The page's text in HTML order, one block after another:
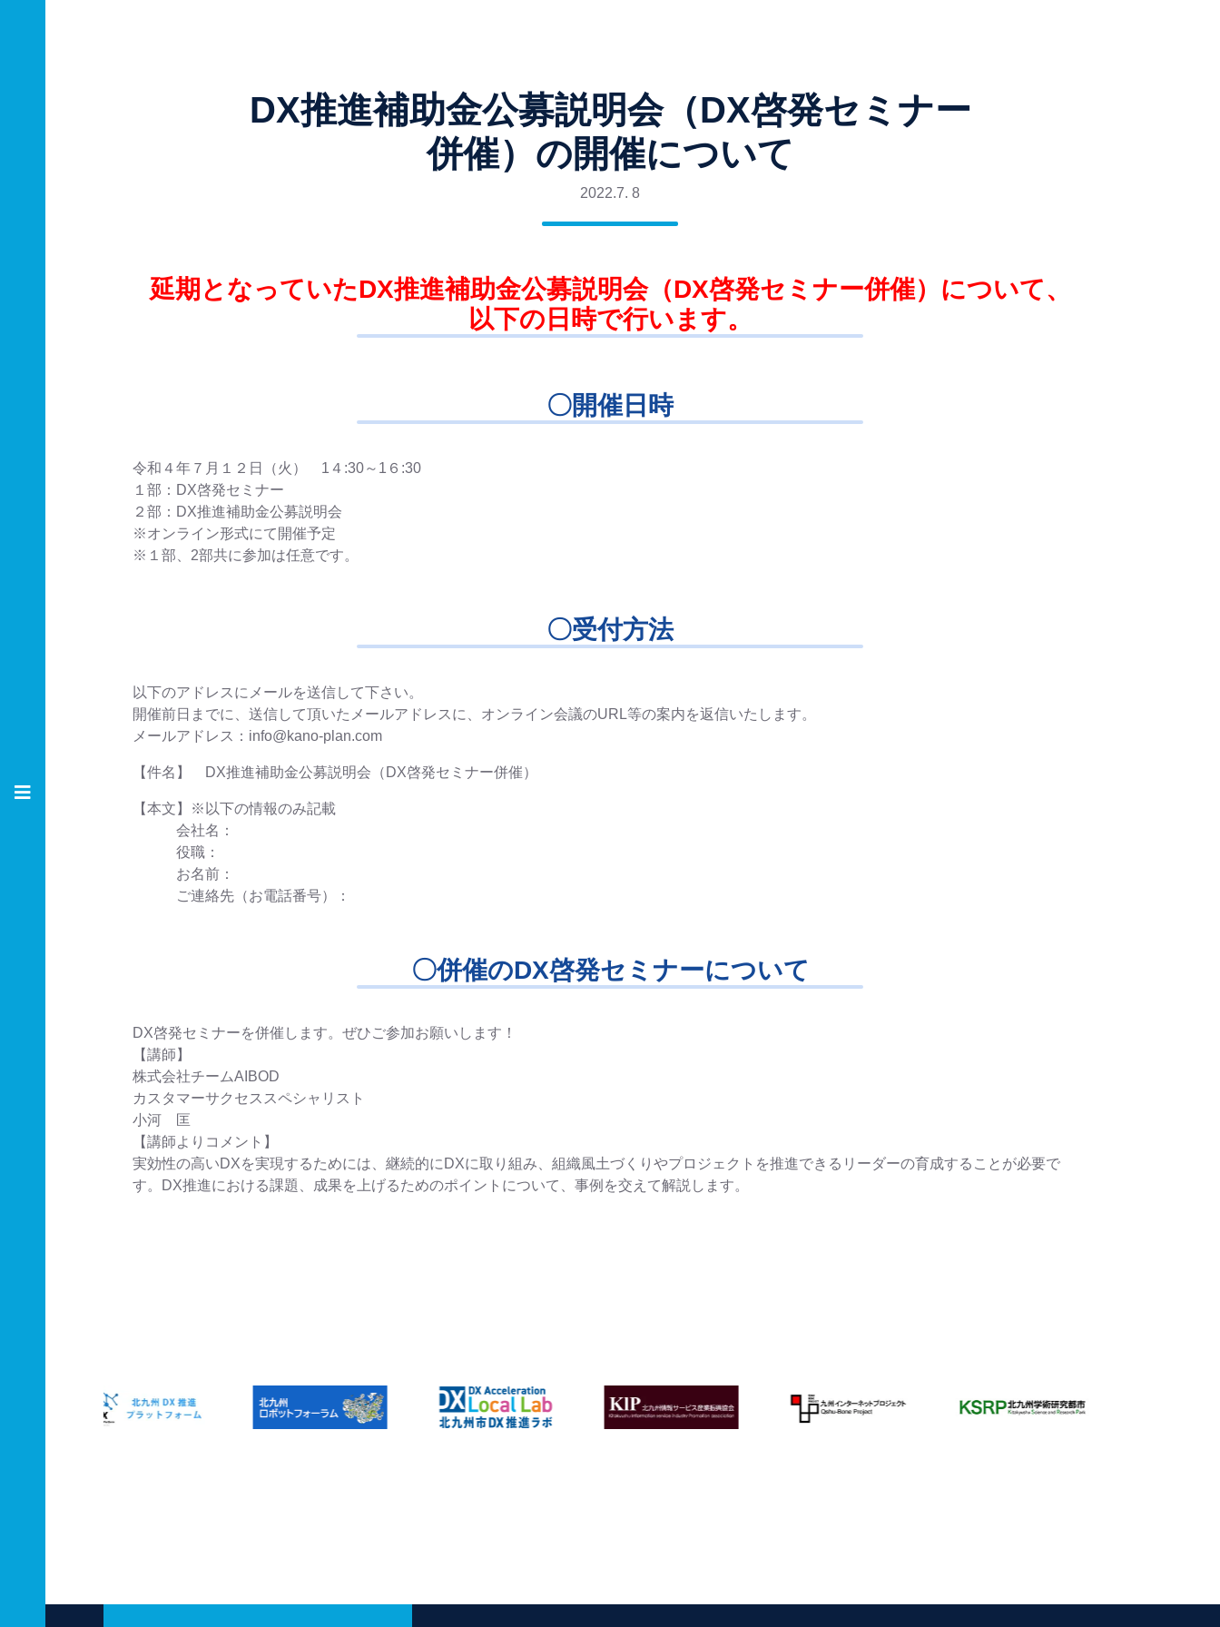
DX推進補助金公募説明会（DX啓発セミナー
併催）の開催について
2022.7. 8
延期となっていたDX推進補助金公募説明会（DX啓発セミナー併催）について、
以下の日時で行います。
〇開催日時
令和４年７月１２日（火） 1４:30～1６:30
１部：DX啓発セミナー
２部：DX推進補助金公募説明会
※オンライン形式にて開催予定
※１部、2部共に参加は任意です。
〇受付方法
以下のアドレスにメールを送信して下さい。
開催前日までに、送信して頂いたメールアドレスに、オンライン会議のURL等の案内を返信いたします。
メールアドレス：info@kano-plan.com
【件名】 DX推進補助金公募説明会（DX啓発セミナー併催）
【本文】※以下の情報のみ記載
会社名：
役職：
お名前：
ご連絡先（お電話番号）：
〇併催のDX啓発セミナーについて
DX啓発セミナーを併催します。ぜひご参加お願いします！
【講師】
株式会社チームAIBOD
カスタマーサクセススペシャリスト
小河 匡
【講師よりコメント】
実効性の高いDXを実現するためには、継続的にDXに取り組み、組織風土づくりやプロジェクトを推進できるリーダーの育成することが必要で
す。DX推進における課題、成果を上げるためのポイントについて、事例を交えて解説します。